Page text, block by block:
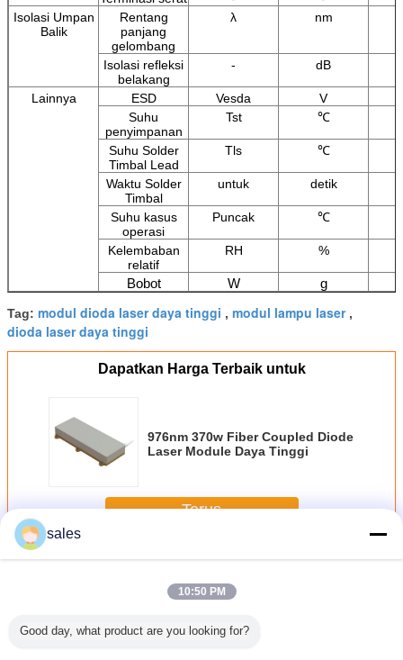
Isolasi Umpan
Balik
Rentang
panjang
gelombang
λ nm
Isolasi refleksi
belakang
- dB
Lainnya ESD Vesda
V
Suhu
penyimpanan
Tst ℃
Suhu Solder
Timbal Lead
Tls ℃
Waktu Solder
Timbal
untuk detik
Suhu kasus
operasi
Puncak ℃
Kelembaban
relatif
RH %
Bobot W g
Tag: modul dioda laser daya tinggi , modul lampu laser,
dioda laser daya tinggi
Dapatkan Harga Terbaik untuk
976nm 370w Fiber Coupled Diode
Laser Module Daya Tinggi
Terus
LebihModul Laser Dioda
sales
10:50 PM
Good day, what product are you looking for?